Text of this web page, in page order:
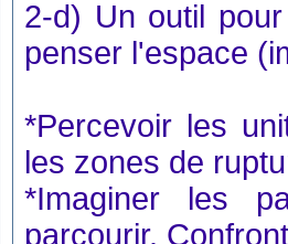
2-d) Un outil
penser l'espace
*Percevoir les
les zones de
*Imaginer les
parcourir.